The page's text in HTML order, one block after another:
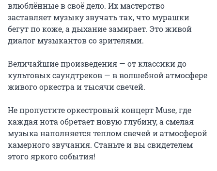
влюблённые в своё дело. Их мастерство
заставляет музыку звучать так, что мурашки
бегут по коже, а дыхание замирает. Это живой
диалог музыкантов со зрителями.
Величайшие произведения — от классики до
культовых саундтреков — в волшебной атмосфере
живого оркестра и тысячи свечей.
Не пропустите оркестровый концерт Muse, где
каждая нота обретает новую глубину, а смелая
музыка наполняется теплом свечей и атмосферой
камерного звучания. Станьте и вы свидетелем
этого яркого события!